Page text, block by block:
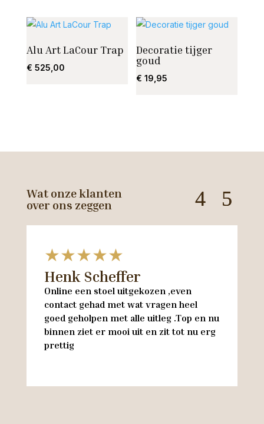
Alu Art LaCour Trap
€ 525,00
Decoratie tijger
goud
€ 19,95
Wat onze klanten
over ons zeggen
★★★★★
Henk Scheffer
Online een stoel uitgekozen ,even
contact gehad met wat vragen heel
goed geholpen met alle uitleg .Top en nu
binnen ziet er mooi uit en zit tot nu erg
prettig